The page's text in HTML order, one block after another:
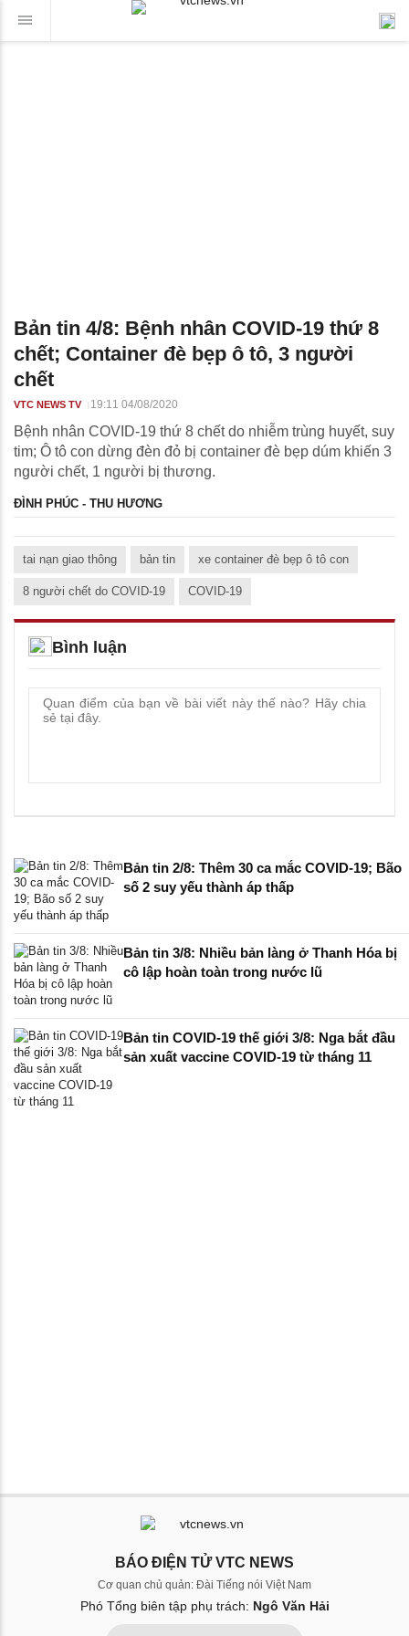
Bản tin 4/8: Bệnh nhân COVID-19 thứ 8
chết; Container đè bẹp ô tô, 3 người
chết
VTC NEWS TV 19:11 04/08/2020
Bệnh nhân COVID-19 thứ 8 chết do nhiễm trùng huyết, suy
tim; Ô tô con dừng đèn đỏ bị container đè bẹp dúm khiến 3
người chết, 1 người bị thương.
ĐÌNH PHÚC - THU HƯƠNG
tai nạn giao thông bản tin xe container đè bẹp ô tô con
8 người chết do COVID-19 COVID-19
Bình luận
Bản tin 2/8: Thêm 30 ca mắc COVID-19; Bão
số 2 suy yếu thành áp thấp
Bản tin 3/8: Nhiều bản làng ở Thanh Hóa bị
cô lập hoàn toàn trong nước lũ
Bản tin COVID-19 thế giới 3/8: Nga bắt đầu
sản xuất vaccine COVID-19 từ tháng 11
BÁO ĐIỆN TỬ VTC NEWS
Cơ quan chủ quản: Đài Tiếng nói Việt Nam
Phó Tổng biên tập phụ trách: Ngô Văn Hải